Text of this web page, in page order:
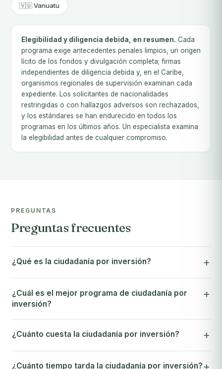
🇻🇺 Vanuatu
Elegibilidad y diligencia debida, en resumen. Cada
programa exige antecedentes penales limpios, un origen
lícito de los fondos y divulgación completa; firmas
independientes de diligencia debida y, en el Caribe,
organismos regionales de supervisión examinan cada
expediente. Los solicitantes de nacionalidades
restringidas o con hallazgos adversos son rechazados,
y los estándares se han endurecido en todos los
programas en los últimos años. Un especialista examina
la elegibilidad antes de cualquier compromiso.
PREGUNTAS
Preguntas frecuentes
¿Qué es la ciudadanía por inversión?
¿Cuál es el mejor programa de ciudadanía por
inversión?
¿Cuánto cuesta la ciudadanía por inversión?
¿Cuánto tiempo tarda la ciudadanía por inversión?